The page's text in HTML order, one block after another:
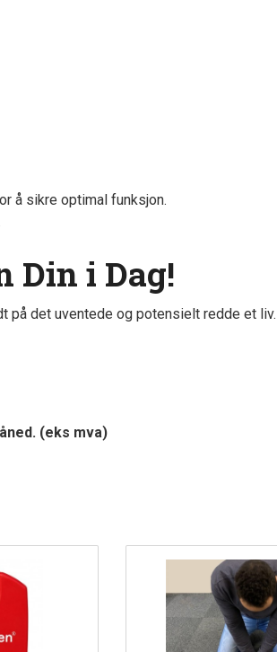
å sikre optimal funksjon.
Din i Dag!
på det uventede og potensielt redde et
(eks mva)